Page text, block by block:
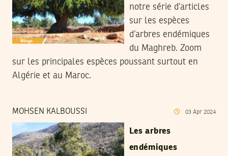
notre série d’articles
sur les espèces
d’arbres endémiques
du Maghreb. Zoom
sur les principales espèces poussant surtout en
Algérie et au Maroc.
MOHSEN KALBOUSSI 03 Apr 2024
Les arbres
endémiques